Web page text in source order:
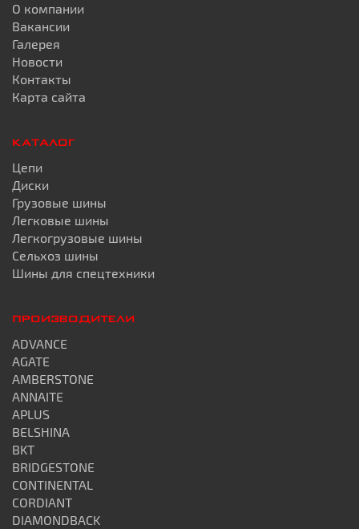
О компании
Вакансии
Галерея
Новости
Контакты
Карта сайта
КАТАЛОГ
Цепи
Диски
Грузовые шины
Легковые шины
Легкогрузовые шины
Сельхоз шины
Шины для спецтехники
ПРОИЗВОДИТЕЛИ
ADVANCE
AGATE
AMBERSTONE
ANNAITE
APLUS
BELSHINA
BKT
BRIDGESTONE
CONTINENTAL
CORDIANT
DIAMONDBACK